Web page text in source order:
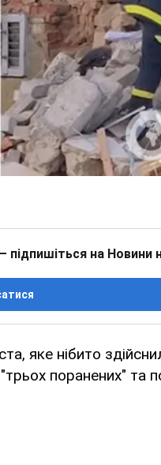
на Новини
яке нібито
поранених" та